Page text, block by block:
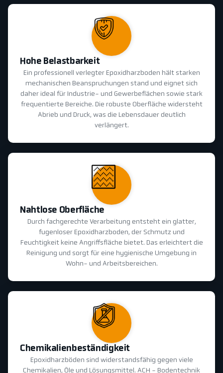
Hohe Belastbarkeit
Ein professionell verlegter Epoxidharzboden hält starken
mechanischen Beanspruchungen stand und eignet sich
daher ideal für Industrie- und Gewerbeflächen sowie stark
frequentierte Bereiche. Die robuste Oberfläche widersteht
Abrieb und Druck, was die Lebensdauer deutlich
verlängert.
Nahtlose Oberfläche
Durch fachgerechte Verarbeitung entsteht ein glatter,
fugenloser Epoxidharzboden, der Schmutz und
Feuchtigkeit keine Angriffsfläche bietet. Das erleichtert die
Reinigung und sorgt für eine hygienische Umgebung in
Wohn- und Arbeitsbereichen.
Chemikalienbeständigkeit
Epoxidharzböden sind widerstandsfähig gegen viele
Chemikalien, Öle und Lösungsmittel. ACH - Bodentechnik